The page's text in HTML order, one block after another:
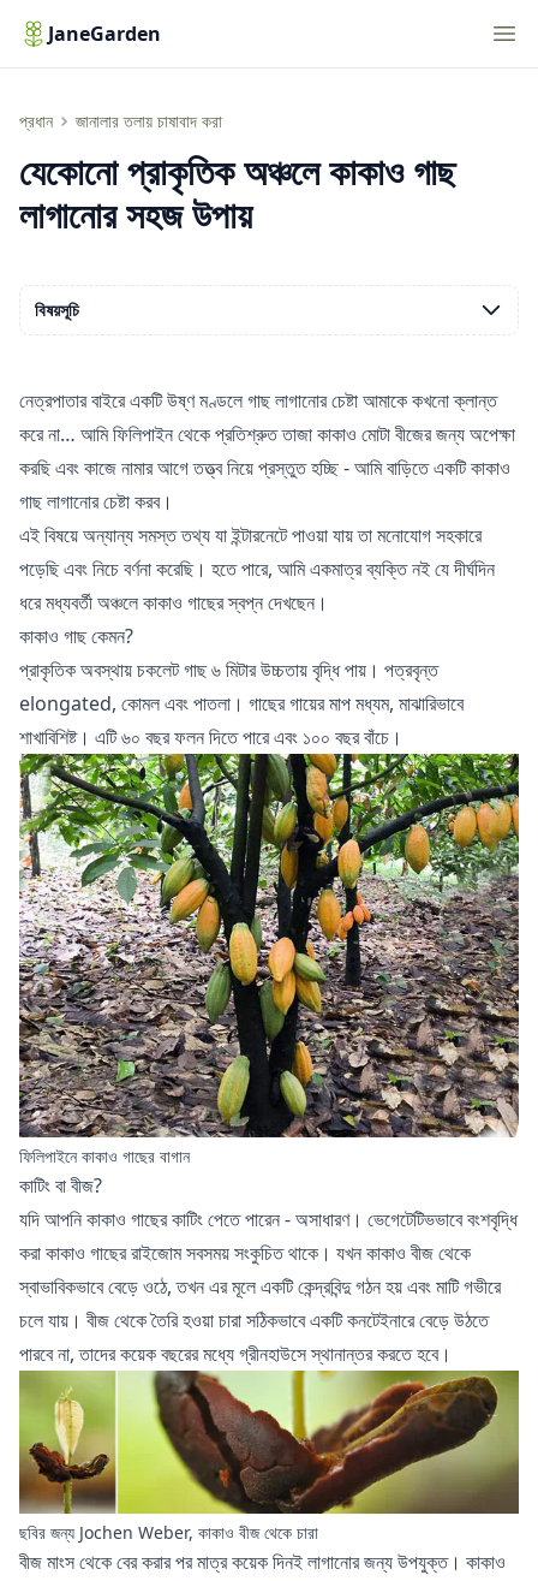
JaneGarden
প্রধান জানালার তলায় চাষাবাদ করা
যেকোনো প্রাকৃতিক অঞ্চলে কাকাও গাছ লাগানোর সহজ উপায়
যেকোনো প্রাকৃতিক অঞ্চলে কাকাও গাছ
লাগানোর সহজ উপায়
নেত্রপাতার বাইরে একটি উষ্ণ মণ্ডলে গাছ লাগানোর চেষ্টা আমাকে কখনো ক্লান্ত
করে না… আমি ফিলিপাইন থেকে প্রতিশ্রুত তাজা কাকাও মোটা বীজের জন্য অপেক্ষা
করছি এবং কাজে নামার আগে তত্ত্ব নিয়ে প্রস্তুত হচ্ছি - আমি বাড়িতে একটি কাকাও
গাছ লাগানোর চেষ্টা করব।
এই বিষয়ে অন্যান্য সমস্ত তথ্য যা ইন্টারনেটে পাওয়া যায় তা মনোযোগ সহকারে
পড়েছি এবং নিচে বর্ণনা করেছি। হতে পারে, আমি একমাত্র ব্যক্তি নই যে দীর্ঘদিন
ধরে মধ্যবর্তী অঞ্চলে কাকাও গাছের স্বপ্ন দেখছেন।
কাকাও গাছ কেমন?
প্রাকৃতিক অবস্থায় চকলেট গাছ ৬ মিটার উচ্চতায় বৃদ্ধি পায়। পত্রবৃন্ত
elongated, কোমল এবং পাতলা। গাছের গায়ের মাপ মধ্যম, মাঝারিভাবে
শাখাবিশিষ্ট। এটি ৬০ বছর ফলন দিতে পারে এবং ১০০ বছর বাঁচে।
ফিলিপাইনে কাকাও গাছের বাগান
কাটিং বা বীজ?
যদি আপনি কাকাও গাছের কাটিং পেতে পারেন - অসাধারণ। ভেগেটেটিভভাবে বংশবৃদ্ধি
করা কাকাও গাছের রাইজোম সবসময় সংকুচিত থাকে। যখন কাকাও বীজ থেকে
স্বাভাবিকভাবে বেড়ে ওঠে, তখন এর মূলে একটি কেন্দ্রবিন্দু গঠন হয় এবং মাটি গভীরে
চলে যায়। বীজ থেকে তৈরি হওয়া চারা সঠিকভাবে একটি কনটেইনারে বেড়ে উঠতে
পারবে না, তাদের কয়েক বছরের মধ্যে গ্রীনহাউসে স্থানান্তর করতে হবে।
ছবির জন্য Jochen Weber, কাকাও বীজ থেকে চারা
বীজ মাংস থেকে বের করার পর মাত্র কয়েক দিনই লাগানোর জন্য উপযুক্ত। কাকাও
বিষয়সূচি